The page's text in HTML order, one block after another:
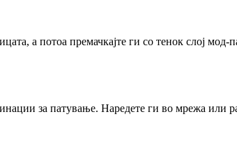
а потоа премачкајте ги со тенок слој мод-
за патување. Наредете ги во мрежа или